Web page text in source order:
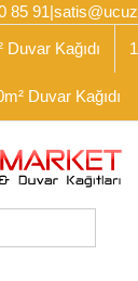
85 91|
Duvar Kağıdı
Duvar Kağıdı